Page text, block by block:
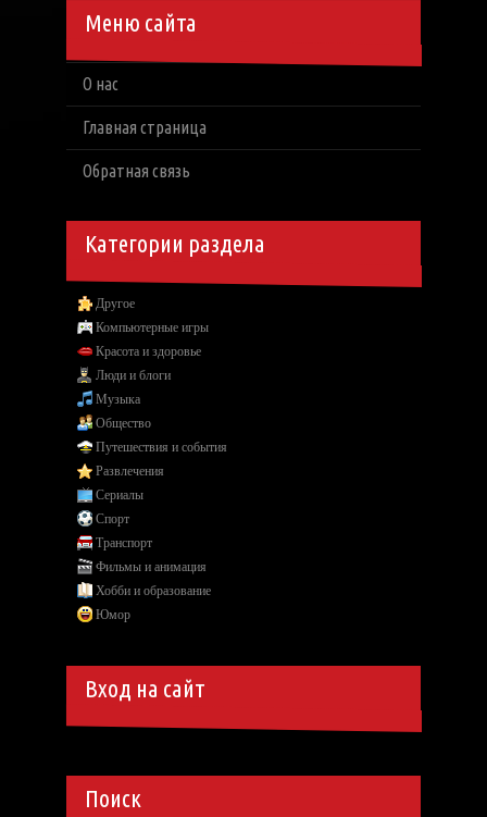
Меню сайта
О нас
Главная страница
Обратная связь
Категории раздела
Другое
Компьютерные игры
Красота и здоровье
Люди и блоги
Музыка
Общество
Путешествия и события
Развлечения
Сериалы
Спорт
Транспорт
Фильмы и анимация
Хобби и образование
Юмор
Вход на сайт
Поиск